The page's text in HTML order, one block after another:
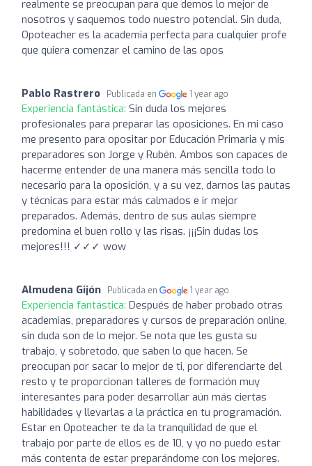
realmente se preocupan para que demos lo mejor de
nosotros y saquemos todo nuestro potencial. Sin duda,
Opoteacher es la academia perfecta para cualquier profe
que quiera comenzar el camino de las opos
Pablo Rastrero Publicada en 1 year ago
Experiencia fantástica: Sin duda los mejores
profesionales para preparar las oposiciones. En mi caso
me presento para opositar por Educación Primaria y mis
preparadores son Jorge y Rubén. Ambos son capaces de
hacerme entender de una manera más sencilla todo lo
necesario para la oposición, y a su vez, darnos las pautas
y técnicas para estar más calmados e ir mejor
preparados. Además, dentro de sus aulas siempre
predomina el buen rollo y las risas. ¡¡¡Sin dudas los
mejores!!! ✓✓✓ wow
Almudena Gijón Publicada en 1 year ago
Experiencia fantástica: Después de haber probado otras
academias, preparadores y cursos de preparación online,
sin duda son de lo mejor. Se nota que les gusta su
trabajo, y sobretodo, que saben lo que hacen. Se
preocupan por sacar lo mejor de ti, por diferenciarte del
resto y te proporcionan talleres de formación muy
interesantes para poder desarrollar aún más ciertas
habilidades y llevarlas a la práctica en tu programación.
Estar en Opoteacher te da la tranquilidad de que el
trabajo por parte de ellos es de 10, y yo no puedo estar
más contenta de estar preparándome con los mejores.